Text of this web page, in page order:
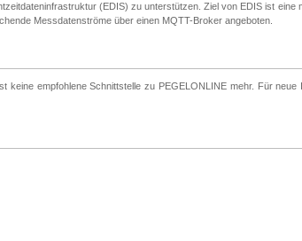
(EDIS) zu unterstützen. Ziel von EDIS ist eine
Messdatenströme über einen MQTT-Broker angeboten.
keine empfohlene Schnittstelle zu PEGELONLINE mehr. Für neue